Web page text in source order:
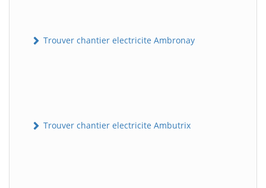
Trouver chantier electricite Ambronay
Trouver chantier electricite Ambutrix